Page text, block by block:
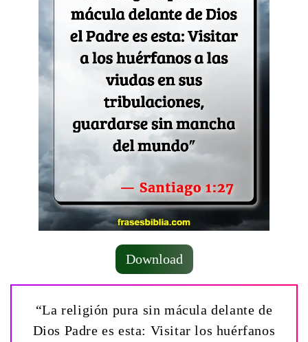
Download
“La religión pura sin mácula delante de
Dios Padre es esta: Visitar los huérfanos